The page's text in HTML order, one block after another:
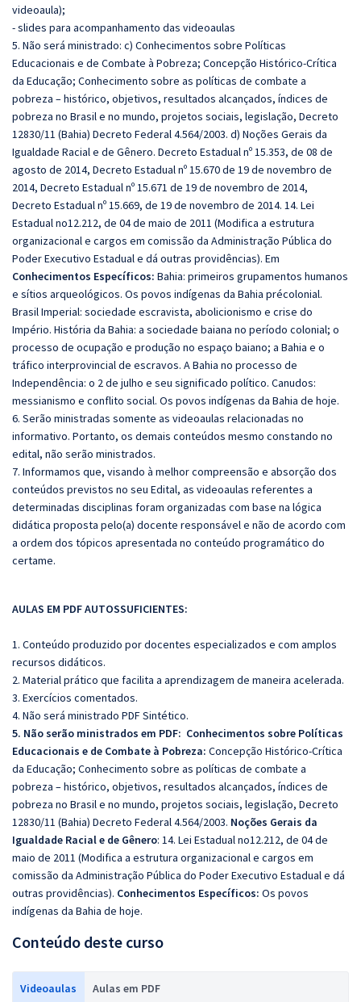
videoaula);
- slides para acompanhamento das videoaulas
5. Não será ministrado: c) Conhecimentos sobre Políticas
Educacionais e de Combate à Pobreza; Concepção Histórico-Crítica
da Educação; Conhecimento sobre as políticas de combate a
pobreza – histórico, objetivos, resultados alcançados, índices de
pobreza no Brasil e no mundo, projetos sociais, legislação, Decreto
12830/11 (Bahia) Decreto Federal 4.564/2003. d) Noções Gerais da
Igualdade Racial e de Gênero. Decreto Estadual nº 15.353, de 08 de
agosto de 2014, Decreto Estadual nº 15.670 de 19 de novembro de
2014, Decreto Estadual nº 15.671 de 19 de novembro de 2014,
Decreto Estadual nº 15.669, de 19 de novembro de 2014. 14. Lei
Estadual no12.212, de 04 de maio de 2011 (Modifica a estrutura
organizacional e cargos em comissão da Administração Pública do
Poder Executivo Estadual e dá outras providências). Em
Conhecimentos Específicos: Bahia: primeiros grupamentos humanos
e sítios arqueológicos. Os povos indígenas da Bahia précolonial.
Brasil Imperial: sociedade escravista, abolicionismo e crise do
Império. História da Bahia: a sociedade baiana no período colonial; o
processo de ocupação e produção no espaço baiano; a Bahia e o
tráfico interprovincial de escravos. A Bahia no processo de
Independência: o 2 de julho e seu significado político. Canudos:
messianismo e conflito social. Os povos indígenas da Bahia de hoje.
6. Serão ministradas somente as videoaulas relacionadas no
informativo. Portanto, os demais conteúdos mesmo constando no
edital, não serão ministrados.
7. Informamos que, visando à melhor compreensão e absorção dos
conteúdos previstos no seu Edital, as videoaulas referentes a
determinadas disciplinas foram organizadas com base na lógica
didática proposta pelo(a) docente responsável e não de acordo com
a ordem dos tópicos apresentada no conteúdo programático do
certame.
AULAS EM PDF AUTOSSUFICIENTES:
1. Conteúdo produzido por docentes especializados e com amplos
recursos didáticos.
2. Material prático que facilita a aprendizagem de maneira acelerada.
3. Exercícios comentados.
4. Não será ministrado PDF Sintético.
5. Não serão ministrados em PDF: Conhecimentos sobre Políticas
Educacionais e de Combate à Pobreza: Concepção Histórico-Crítica
da Educação; Conhecimento sobre as políticas de combate a
pobreza – histórico, objetivos, resultados alcançados, índices de
pobreza no Brasil e no mundo, projetos sociais, legislação, Decreto
12830/11 (Bahia) Decreto Federal 4.564/2003. Noções Gerais da
Igualdade Racial e de Gênero: 14. Lei Estadual no12.212, de 04 de
maio de 2011 (Modifica a estrutura organizacional e cargos em
comissão da Administração Pública do Poder Executivo Estadual e dá
outras providências). Conhecimentos Específicos: Os povos
indígenas da Bahia de hoje.
Conteúdo deste curso
Videoaulas Aulas em PDF